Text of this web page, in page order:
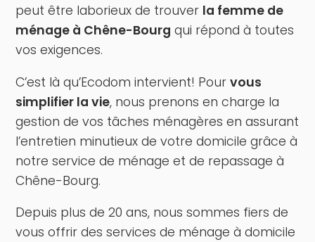
peut être laborieux de trouver la femme de
ménage à Chêne-Bourg qui répond à toutes
vos exigences.
C’est là qu’Ecodom intervient! Pourvous
simplifier la vie, nous prenons en charge la
gestion de vos tâches ménagères en assurant
l’entretien minutieux de votre domicile grâce à
notre service de ménage et de repassage à
Chêne-Bourg.
Depuis plus de 20 ans, nous sommes fiers de
vous offrir des services de ménage à domicile